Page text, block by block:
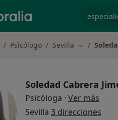
Psicólogo Sevilla Cambiar
Soledad Cabrera
Psicóloga · Ver más
Sevilla 3 direcciones